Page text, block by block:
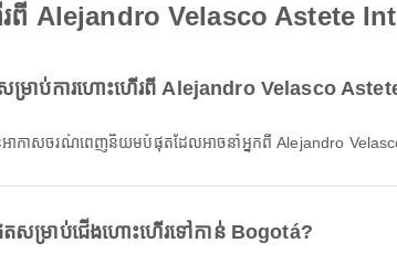
Alejandro Velasco Astete
ាប់ការហោះហើរពី Alejandro Velasco
ាកាសចរណ៍ពេញនិយមបំផុតដែលអាចនាំអ្នកពី Alejandro
ម្រាប់ជើងហោះហើរទៅកាន់ Bogotá?